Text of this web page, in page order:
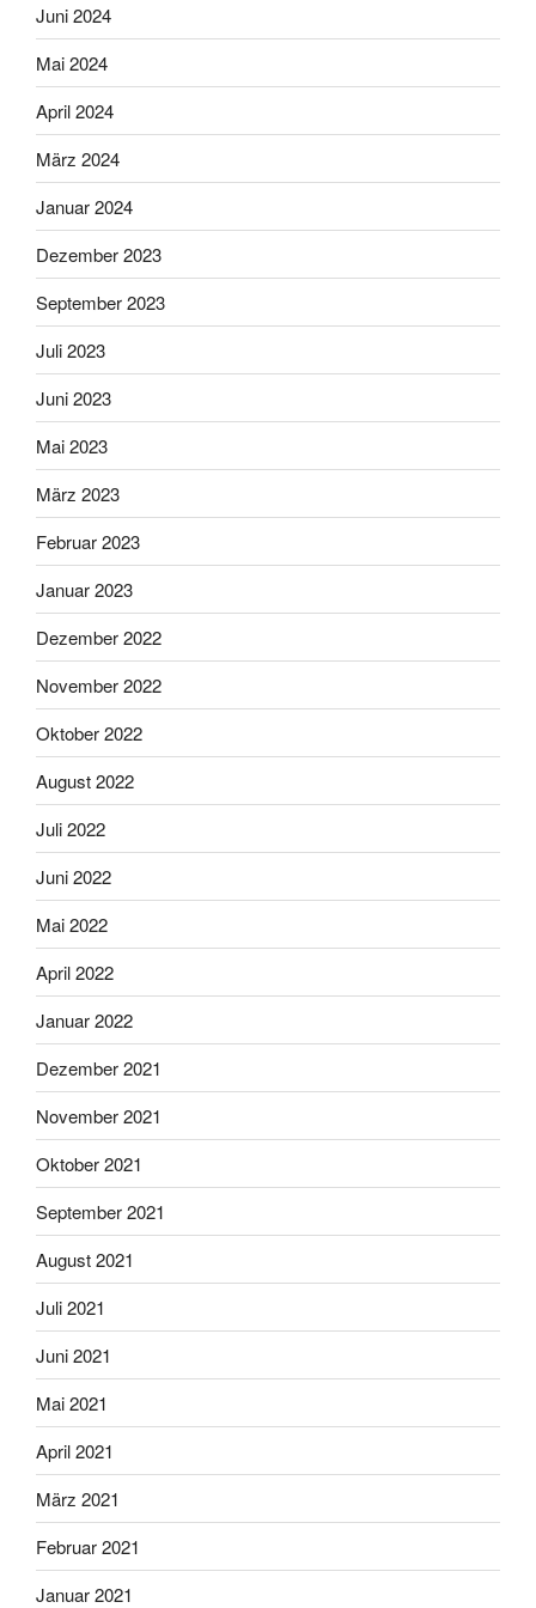
Juni 2024
Mai 2024
April 2024
März 2024
Januar 2024
Dezember 2023
September 2023
Juli 2023
Juni 2023
Mai 2023
März 2023
Februar 2023
Januar 2023
Dezember 2022
November 2022
Oktober 2022
August 2022
Juli 2022
Juni 2022
Mai 2022
April 2022
Januar 2022
Dezember 2021
November 2021
Oktober 2021
September 2021
August 2021
Juli 2021
Juni 2021
Mai 2021
April 2021
März 2021
Februar 2021
Januar 2021